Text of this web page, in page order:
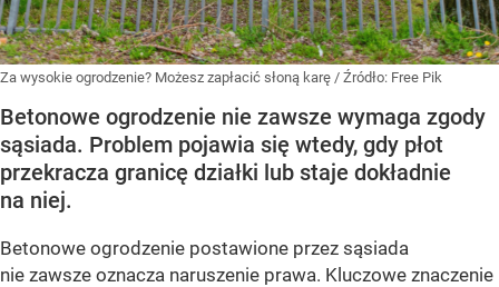
Za wysokie ogrodzenie? Możesz zapłacić słoną karę / Źródło: Free Pik
Betonowe ogrodzenie nie zawsze wymaga zgody
sąsiada. Problem pojawia się wtedy, gdy płot
przekracza granicę działki lub staje dokładnie
na niej.
Betonowe ogrodzenie postawione przez sąsiada
nie zawsze oznacza naruszenie prawa. Kluczowe znaczenie